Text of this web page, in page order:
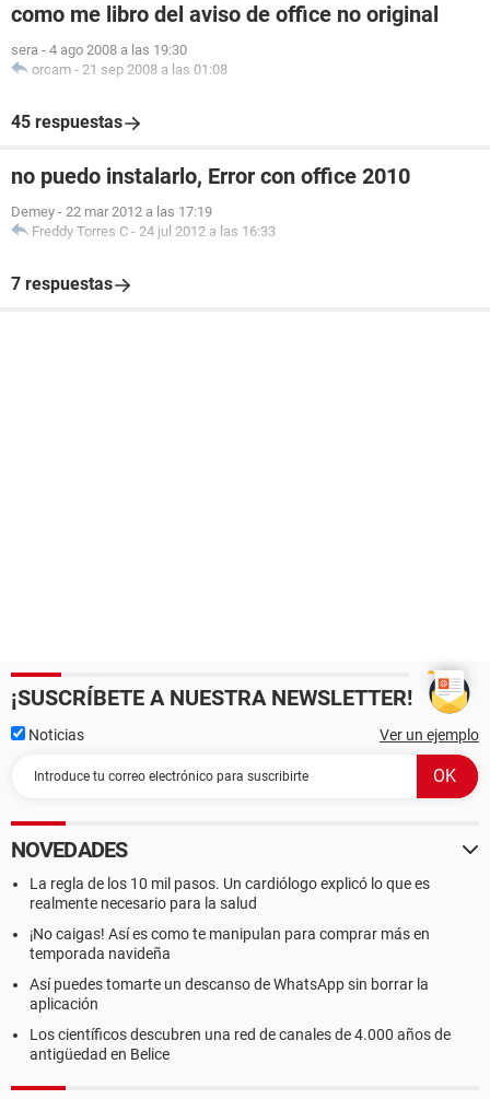
como me libro del aviso de office no original
sera - 4 ago 2008 a las 19:30
orcam - 21 sep 2008 a las 01:08
45 respuestas
no puedo instalarlo, Error con office 2010
Demey - 22 mar 2012 a las 17:19
Freddy Torres C - 24 jul 2012 a las 16:33
7 respuestas
¡SUSCRÍBETE A NUESTRA NEWSLETTER!
Noticias Ver un ejemplo
NOVEDADES
La regla de los 10 mil pasos. Un cardiólogo explicó lo que es
realmente necesario para la salud
¡No caigas! Así es como te manipulan para comprar más en
temporada navideña
Así puedes tomarte un descanso de WhatsApp sin borrar la
aplicación
Los científicos descubren una red de canales de 4.000 años de
antigüedad en Belice